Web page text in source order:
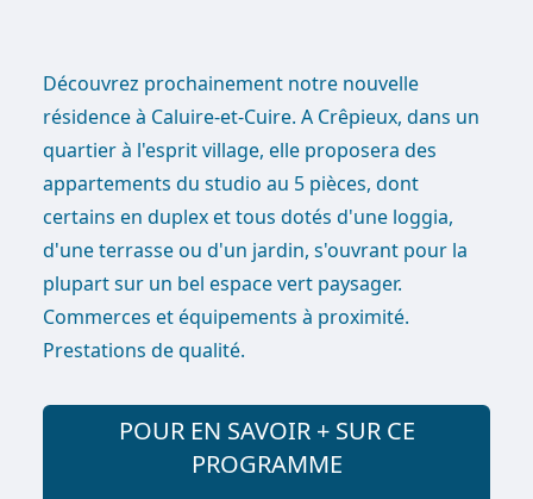
Découvrez prochainement notre nouvelle
résidence à Caluire-et-Cuire. A Crêpieux, dans un
quartier à l'esprit village, elle proposera des
appartements du studio au 5 pièces, dont
certains en duplex et tous dotés d'une loggia,
d'une terrasse ou d'un jardin, s'ouvrant pour la
plupart sur un bel espace vert paysager.
Commerces et équipements à proximité.
Prestations de qualité.
POUR EN SAVOIR + SUR CE
PROGRAMME